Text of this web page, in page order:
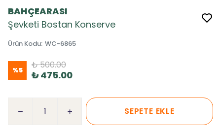
BAHÇEARASI
Şevketi Bostan Konserve
Ürün Kodu: WC-6865
%5 ₺ 500.00
₺ 475.00
SEPETE EKLE